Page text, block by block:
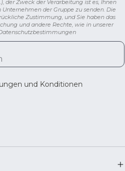
der Zweck der Verarbeitung ist es, Ihnen
der Gruppe zu senden. Die
Zustimmung, und Sie haben das
und andere Rechte, wie in unserer
und Konditionen